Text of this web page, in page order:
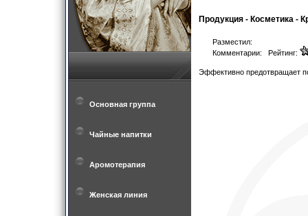
Основная группа
Чайные напитки
Аромотерапия
Женская линия
Продукция - Косметика -
Разместил:
Комментарии: Рейтинг:
Эффективно предотвращает